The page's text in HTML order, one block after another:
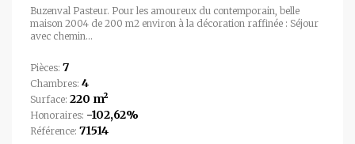
Buzenval Pasteur. Pour les amoureux du contemporain, belle
maison 2004 de 200 m2 environ à la décoration raffinée : Séjour
avec chemin...
Pièces: 7
Chambres: 4
Surface: 220 m²
Honoraires: -102,62%
Référence: 71514